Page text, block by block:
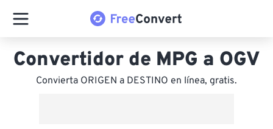
Convertidor de MPG a OGV
Convierta ORIGEN a DESTINO en línea, gratis.